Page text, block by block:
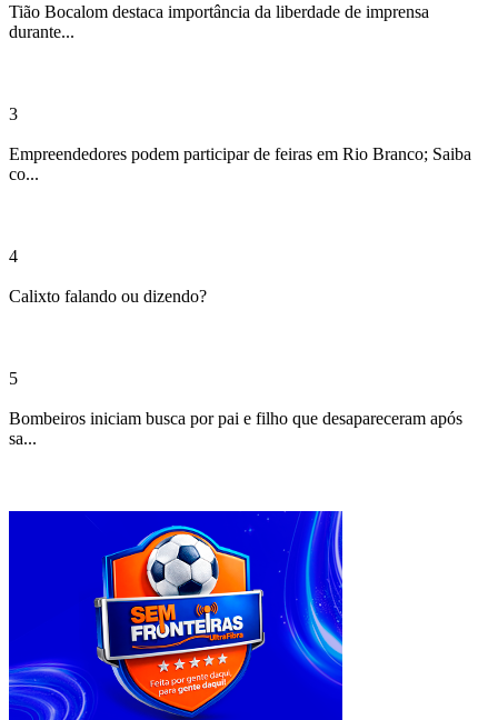
Tião Bocalom destaca importância da liberdade de imprensa
durante...
3
Empreendedores podem participar de feiras em Rio Branco; Saiba
co...
4
Calixto falando ou dizendo?
5
Bombeiros iniciam busca por pai e filho que desapareceram após
sa...